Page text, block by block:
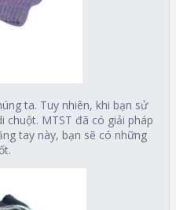
ta. Tuy nhiên, khi bạn sử
chuột. MTST đã có giải pháp
tay này, bạn sẽ có những